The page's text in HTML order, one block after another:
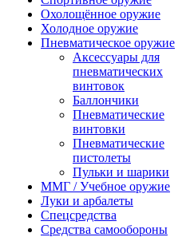
Охолощённое оружие
Холодное оружие
Пневматическое оружие
Аксессуары для
пневматических
винтовок
Баллончики
Пневматические
винтовки
Пневматические
пистолеты
Пульки и шарики
ММГ / Учебное оружие
Луки и арбалеты
Спецсредства
Средства самообороны